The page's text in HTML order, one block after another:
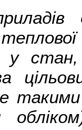
у стан,
такими